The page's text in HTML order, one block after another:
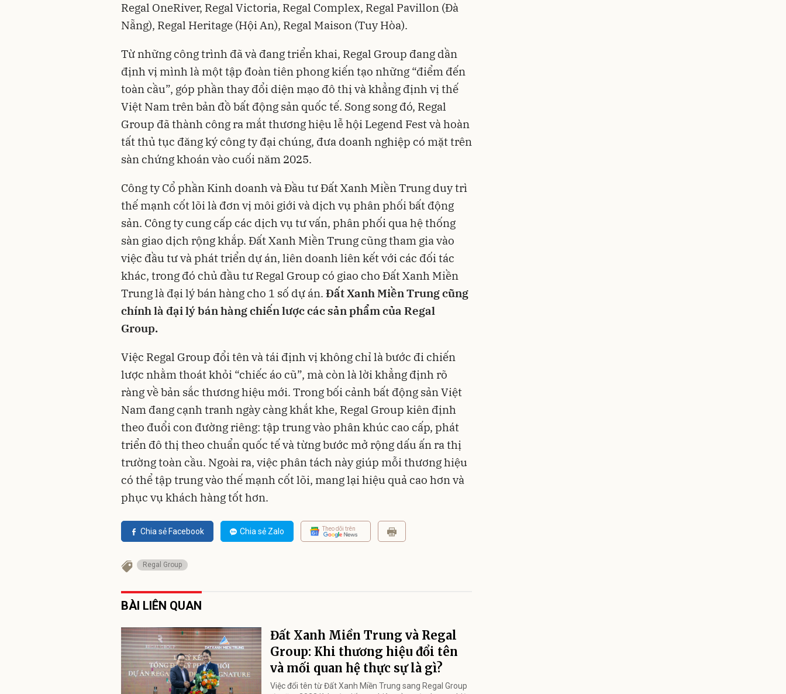
Regal OneRiver, Regal Victoria, Regal Complex, Regal Pavillon (Đà
Nẵng), Regal Heritage (Hội An), Regal Maison (Tuy Hòa).
Từ những công trình đã và đang triển khai, Regal Group đang dần
định vị mình là một tập đoàn tiên phong kiến tạo những “điểm đến
toàn cầu”, góp phần thay đổi diện mạo đô thị và khẳng định vị thế
Việt Nam trên bản đồ bất động sản quốc tế. Song song đó, Regal
Group đã thành công ra mắt thương hiệu lễ hội Legend Fest và hoàn
tất thủ tục đăng ký công ty đại chúng, đưa doanh nghiệp có mặt trên
sàn chứng khoán vào cuối năm 2025.
Công ty Cổ phần Kinh doanh và Đầu tư Đất Xanh Miền Trung duy trì
thế mạnh cốt lõi là đơn vị môi giới và dịch vụ phân phối bất động
sản. Công ty cung cấp các dịch vụ tư vấn, phân phối qua hệ thống
sàn giao dịch rộng khắp. Đất Xanh Miền Trung cũng tham gia vào
việc đầu tư và phát triển dự án, liên doanh liên kết với các đối tác
khác, trong đó chủ đầu tư Regal Group có giao cho Đất Xanh Miền
Trung là đại lý bán hàng cho 1 số dự án. Đất Xanh Miền Trung cũng
chính là đại lý bán hàng chiến lược các sản phẩm của Regal
Group.
Việc Regal Group đổi tên và tái định vị không chỉ là bước đi chiến
lược nhằm thoát khỏi “chiếc áo cũ”, mà còn là lời khẳng định rõ
ràng về bản sắc thương hiệu mới. Trong bối cảnh bất động sản Việt
Nam đang cạnh tranh ngày càng khắt khe, Regal Group kiên định
theo đuổi con đường riêng: tập trung vào phân khúc cao cấp, phát
triển đô thị theo chuẩn quốc tế và từng bước mở rộng dấu ấn ra thị
trường toàn cầu. Ngoài ra, việc phân tách này giúp mỗi thương hiệu
có thể tập trung vào thế mạnh cốt lõi, mang lại hiệu quả cao hơn và
phục vụ khách hàng tốt hơn.
Chia sẻ Facebook Chia sẻ Zalo Theo dõi trên
Regal Group
BÀI LIÊN QUAN
Đất Xanh Miền Trung và Regal
Group: Khi thương hiệu đổi tên
và mối quan hệ thực sự là gì?
Việc đổi tên từ Đất Xanh Miền Trung sang Regal Group